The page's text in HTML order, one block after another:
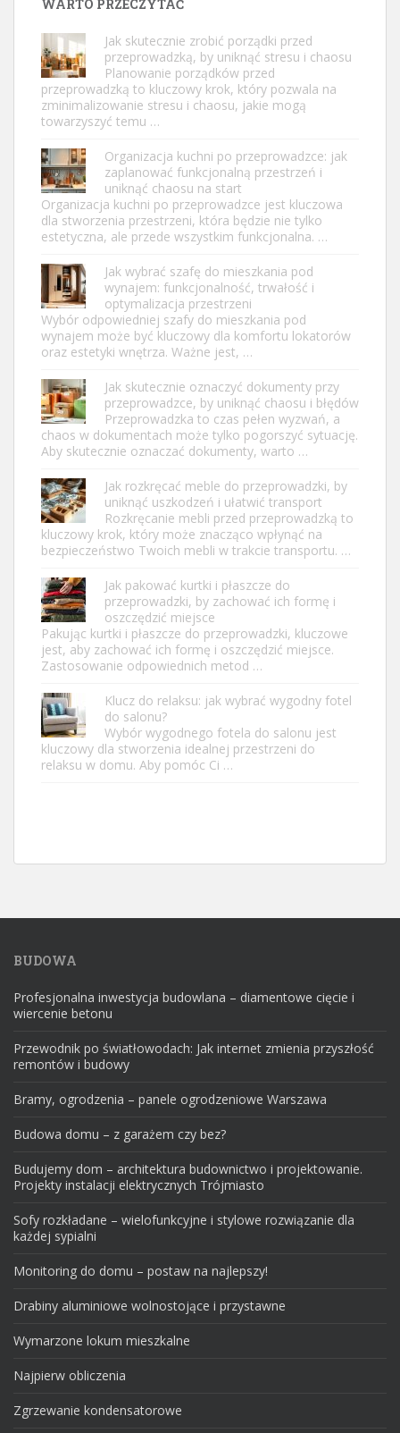
WARTO PRZECZYTAĆ
Jak skutecznie zrobić porządki przed
przeprowadzką, by uniknąć stresu i chaosu
Planowanie porządków przed
przeprowadzką to kluczowy krok, który pozwala na
zminimalizowanie stresu i chaosu, jakie mogą
towarzyszyć temu …
Organizacja kuchni po przeprowadzce: jak
zaplanować funkcjonalną przestrzeń i
uniknąć chaosu na start
Organizacja kuchni po przeprowadzce jest kluczowa
dla stworzenia przestrzeni, która będzie nie tylko
estetyczna, ale przede wszystkim funkcjonalna. …
Jak wybrać szafę do mieszkania pod
wynajem: funkcjonalność, trwałość i
optymalizacja przestrzeni
Wybór odpowiedniej szafy do mieszkania pod
wynajem może być kluczowy dla komfortu lokatorów
oraz estetyki wnętrza. Ważne jest, …
Jak skutecznie oznaczyć dokumenty przy
przeprowadzce, by uniknąć chaosu i błędów
Przeprowadzka to czas pełen wyzwań, a
chaos w dokumentach może tylko pogorszyć sytuację.
Aby skutecznie oznaczać dokumenty, warto …
Jak rozkręcać meble do przeprowadzki, by
uniknąć uszkodzeń i ułatwić transport
Rozkręcanie mebli przed przeprowadzką to
kluczowy krok, który może znacząco wpłynąć na
bezpieczeństwo Twoich mebli w trakcie transportu. …
Jak pakować kurtki i płaszcze do
przeprowadzki, by zachować ich formę i
oszczędzić miejsce
Pakując kurtki i płaszcze do przeprowadzki, kluczowe
jest, aby zachować ich formę i oszczędzić miejsce.
Zastosowanie odpowiednich metod …
Klucz do relaksu: jak wybrać wygodny fotel
do salonu?
Wybór wygodnego fotela do salonu jest
kluczowy dla stworzenia idealnej przestrzeni do
relaksu w domu. Aby pomóc Ci …
BUDOWA
Profesjonalna inwestycja budowlana – diamentowe cięcie i
wiercenie betonu
Przewodnik po światłowodach: Jak internet zmienia przyszłość
remontów i budowy
Bramy, ogrodzenia – panele ogrodzeniowe Warszawa
Budowa domu – z garażem czy bez?
Budujemy dom – architektura budownictwo i projektowanie.
Projekty instalacji elektrycznych Trójmiasto
Sofy rozkładane – wielofunkcyjne i stylowe rozwiązanie dla
każdej sypialni
Monitoring do domu – postaw na najlepszy!
Drabiny aluminiowe wolnostojące i przystawne
Wymarzone lokum mieszkalne
Najpierw obliczenia
Zgrzewanie kondensatorowe